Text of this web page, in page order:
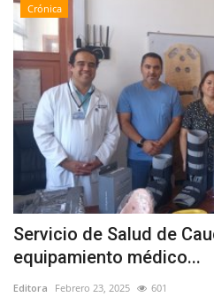
Crónica
Servicio de Salud de
equipamiento médico...
Editora Febrero 23, 2025 601